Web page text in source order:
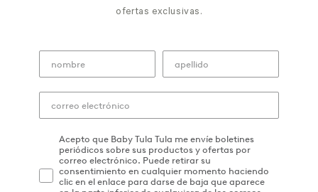
ofertas exclusivas.
Acepto que Baby Tula Tula me envíe boletines
periódicos sobre sus productos y ofertas por
correo electrónico. Puede retirar su
consentimiento en cualquier momento haciendo
clic en el enlace para darse de baja que aparece